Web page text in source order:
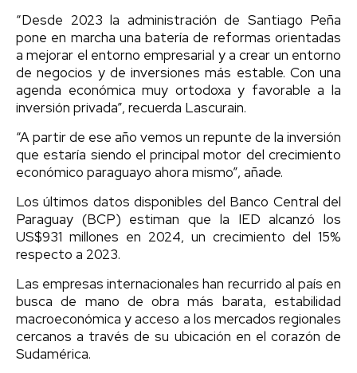
“Desde 2023 la administración de Santiago Peña
pone en marcha una batería de reformas orientadas
a mejorar el entorno empresarial y a crear un entorno
de negocios y de inversiones más estable. Con una
agenda económica muy ortodoxa y favorable a la
inversión privada”, recuerda Lascurain.
“A partir de ese año vemos un repunte de la inversión
que estaría siendo el principal motor del crecimiento
económico paraguayo ahora mismo”, añade.
Los últimos datos disponibles del Banco Central del
Paraguay (BCP) estiman que la IED alcanzó los
US$931 millones en 2024, un crecimiento del 15%
respecto a 2023.
Las empresas internacionales han recurrido al país en
busca de mano de obra más barata, estabilidad
macroeconómica y acceso a los mercados regionales
cercanos a través de su ubicación en el corazón de
Sudamérica.